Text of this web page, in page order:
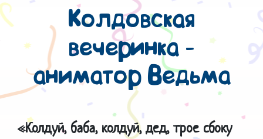
Колдовская
вечеринка -
аниматор Ведьма
«Колдуй, баба, колдуй, дед, трое сбоку